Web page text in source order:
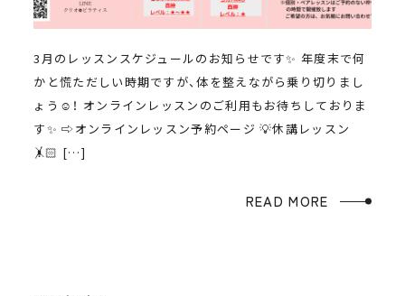
3月のレッスンスケジュールのお知らせです✨ 年度末で何
かと慌ただしい時期ですが、体を整えながら乗り切りまし
ょう☺️！ オンラインレッスンのご利用もお待ちしておりま
す✨ ⇨オンラインレッスン予約ページ 💡休講レッスン
🤸🏻 […]
READ MORE